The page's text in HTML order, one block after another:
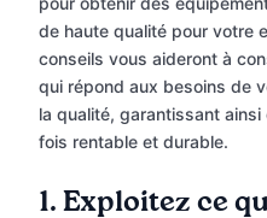
de haute qualité pour votre
conseils vous aideront à
qui répond aux besoins de
la qualité, garantissant
fois rentable et durable.
1. Exploitez ce